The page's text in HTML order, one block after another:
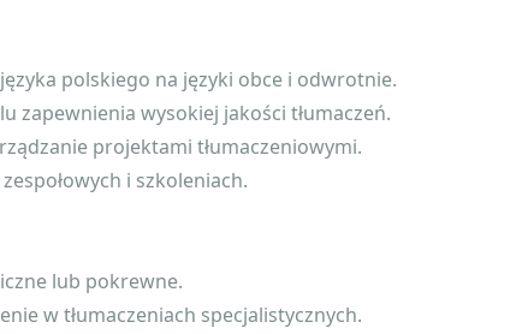
polskiego na języki obce i odwrotnie.
zapewnienia wysokiej jakości tłumaczeń.
projektami tłumaczeniowymi.
i szkoleniach.
lub pokrewne.
w tłumaczeniach specjalistycznych.